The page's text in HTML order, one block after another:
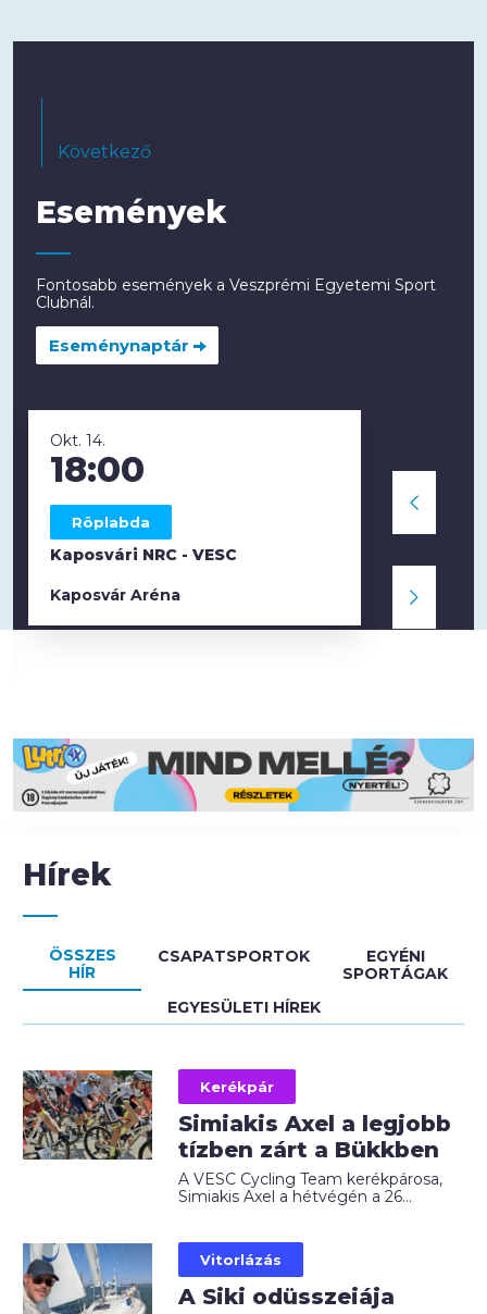
Következő
Események
Fontosabb események a Veszprémi Egyetemi Sport
Clubnál.
Eseménynaptár
Okt. 14.
18:00
Röplabda
Kaposvári NRC - VESC
Kaposvár Aréna
Hírek
ÖSSZES
HÍR
CSAPATSPORTOK
EGYÉNI
SPORTÁGAK
EGYESÜLETI HÍREK
Kerékpár
Simiakis Axel a legjobb
tízben zárt a Bükkben
A VESC Cycling Team kerékpárosa,
Simiakis Axel a hétvégén a 26...
Vitorlázás
A Siki odüsszeiája